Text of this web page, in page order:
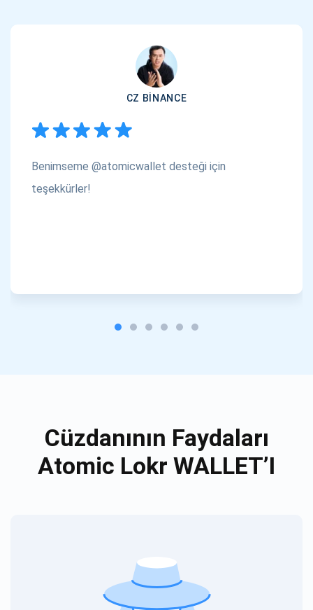
CZ BINANCE
Benimseme @atomicwallet desteği için
teşekkürler!
Cüzdanının Faydaları
Atomic Lokr WALLET’I